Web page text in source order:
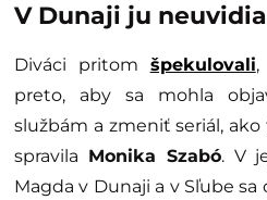
V Dunaji ju neuvidia
Diváci pritom špekulovali,
preto, aby sa mohla
službám a zmeniť seriál,
spravila Monika Szabó. V
Magda v Dunaji a v Sľube sa